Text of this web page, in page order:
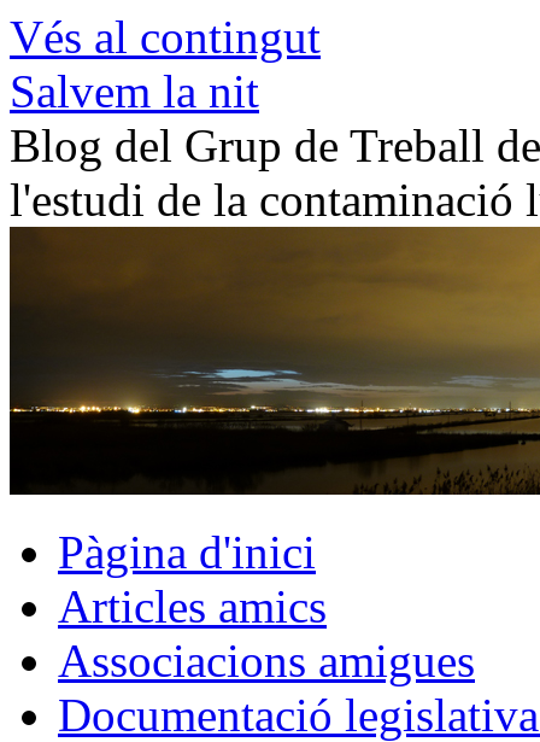
Vés al contingut
Salvem la nit
Blog del Grup de Treball
l'estudi de la contaminació
Pàgina d'inici
Articles amics
Associacions amigues
Documentació